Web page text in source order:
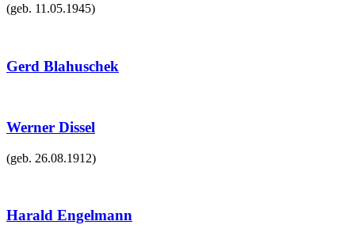
(geb. 11.05.1945)
Gerd Blahuschek
Werner Dissel
(geb. 26.08.1912)
Harald Engelmann